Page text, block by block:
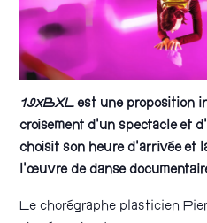
19xBXLest une proposition
croisement d’un spectacle et
choisit son heure d’arrivée et
l’œuvre de danse
Le chorégraphe plasticien